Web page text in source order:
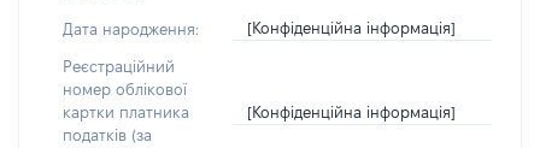
Дата народження: [Конфіденційна інформація]
Реєстраційний
номер облікової
картки платника
податків (за
[Конфіденційна інформація]